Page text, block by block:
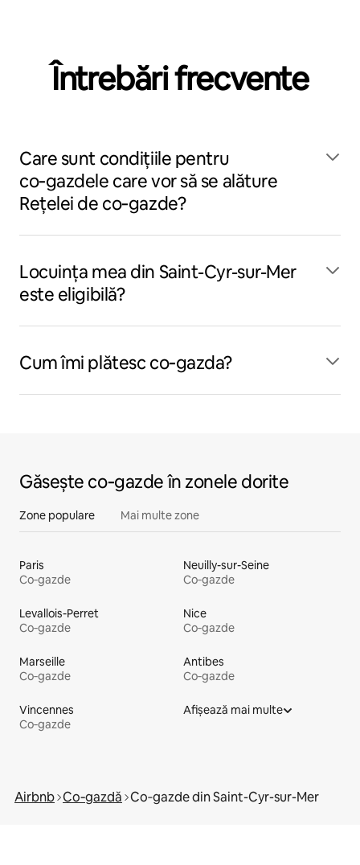
Întrebări frecvente
Care sunt condițiile pentru
co‑gazdele care vor să se alăture
Rețelei de co‑gazde?
Locuința mea din Saint-Cyr-sur-Mer
este eligibilă?
Cum îmi plătesc co‑gazda?
Găsește co‑gazde în zonele dorite
Zone populare Mai multe zone
Paris
Co‑gazde
Neuilly-sur-Seine
Co‑gazde
Levallois-Perret
Co‑gazde
Nice
Co‑gazde
Marseille
Co‑gazde
Antibes
Co‑gazde
Vincennes
Co‑gazde
Afișează mai multe
Airbnb Co‑gazdă Co‑gazde din Saint-Cyr-sur-Mer